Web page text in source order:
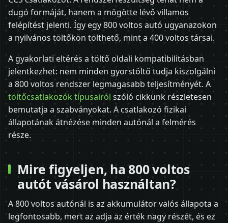
dugó formáját, hanem a mögötte lévő villamos
felépítést jelenti. Így egy 800 voltos autó ugyanazokon
a nyilvános töltőkön tölthető, mint a 400 voltos társai.
A gyakorlati eltérés a töltő oldali kompatibilitásban
jelentkezhet: nem minden gyorstöltő tudja kiszolgálni
a 800 voltos rendszer legmagasabb teljesítményét. A
töltőcsatlakozók típusairól szóló cikkünk részletesen
bemutatja a szabványokat. A csatlakozó fizikai
állapotának átnézése minden autónál a felmérés
része.
Mire figyeljen, ha 800 voltos
autót vásárol használtan?
A 800 voltos autónál is az akkumulátor valós állapota a
legfontosabb, mert az adja az érték nagy részét, és ez